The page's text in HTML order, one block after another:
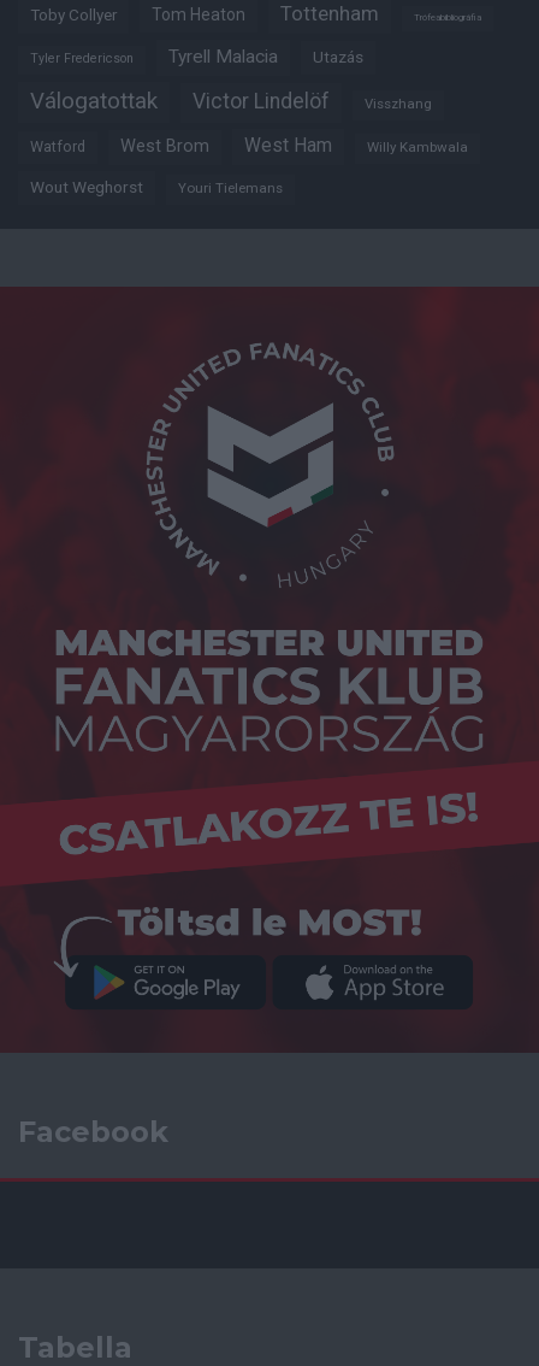
Toby Collyer Tom Heaton Tottenham Trófeabibliográfia
Tyler Fredericson Tyrell Malacia Utazás
Válogatottak Victor Lindelöf Visszhang
Watford West Brom West Ham Willy Kambwala
Wout Weghorst Youri Tielemans
Facebook
Tabella